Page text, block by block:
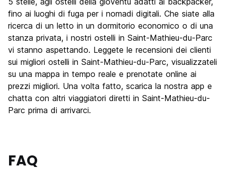
fino ai luoghi di fuga per i nomadi digitali. Che siate alla
ricerca di un letto in un dormitorio economico o di una
stanza privata, i nostri ostelli in Saint-Mathieu-du-Parc
vi stanno aspettando. Leggete le recensioni dei clienti
sui migliori ostelli in Saint-Mathieu-du-Parc, visualizzateli
su una mappa in tempo reale e prenotate online ai
prezzi migliori. Una volta fatto, scarica la nostra app e
chatta con altri viaggiatori diretti in Saint-Mathieu-du-
Parc prima di arrivarci.
FAQ